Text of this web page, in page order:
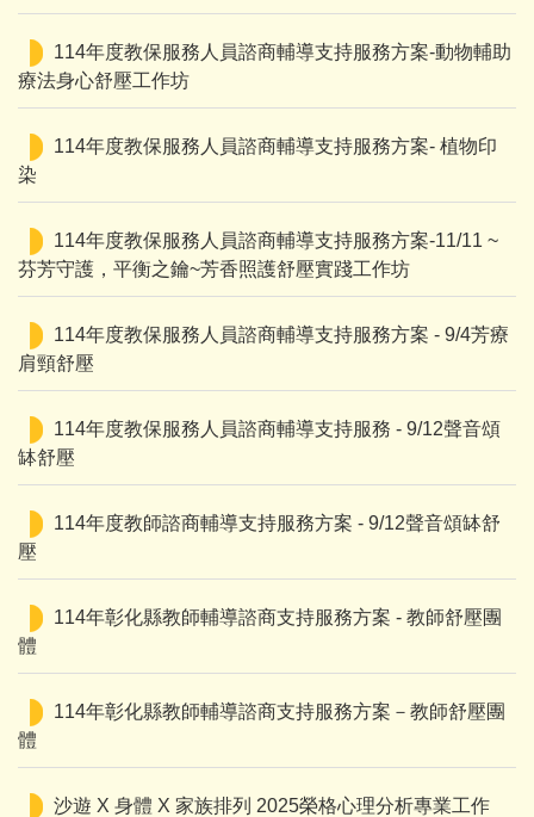
114年度教保服務人員諮商輔導支持服務方案-動物輔助
療法身心舒壓工作坊
114年度教保服務人員諮商輔導支持服務方案- 植物印
染
114年度教保服務人員諮商輔導支持服務方案-11/11 ~
芬芳守護，平衡之鑰~芳香照護舒壓實踐工作坊
114年度教保服務人員諮商輔導支持服務方案 - 9/4芳療
肩頸舒壓
114年度教保服務人員諮商輔導支持服務 - 9/12聲音頌
缽舒壓
114年度教師諮商輔導支持服務方案 - 9/12聲音頌缽舒
壓
114年彰化縣教師輔導諮商支持服務方案 - 教師舒壓團
體
114年彰化縣教師輔導諮商支持服務方案－教師舒壓團
體
沙遊 X 身體 X 家族排列 2025榮格心理分析專業工作